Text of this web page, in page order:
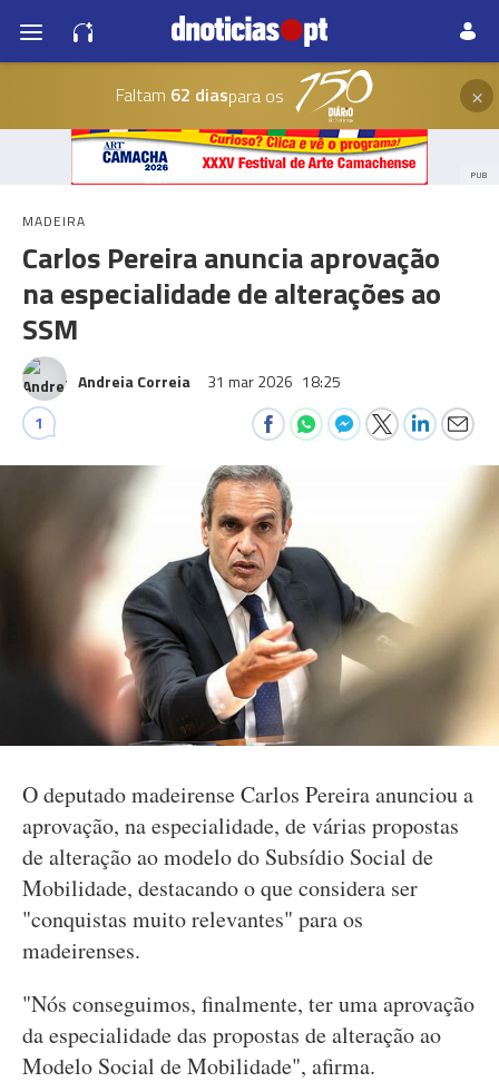
Faltam 62 diaspara os ×
PUB
MADEIRA
Carlos Pereira anuncia aprovação
na especialidade de alterações ao
SSM
Andreia Correia 31 mar 2026 18:25
1
O deputado madeirense Carlos Pereira anunciou a
aprovação, na especialidade, de várias propostas
de alteração ao modelo do Subsídio Social de
Mobilidade, destacando o que considera ser
"conquistas muito relevantes" para os
madeirenses.
"Nós conseguimos, finalmente, ter uma aprovação
da especialidade das propostas de alteração ao
Modelo Social de Mobilidade", afirma.